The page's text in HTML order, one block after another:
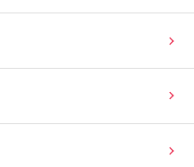
学）
たちファーム